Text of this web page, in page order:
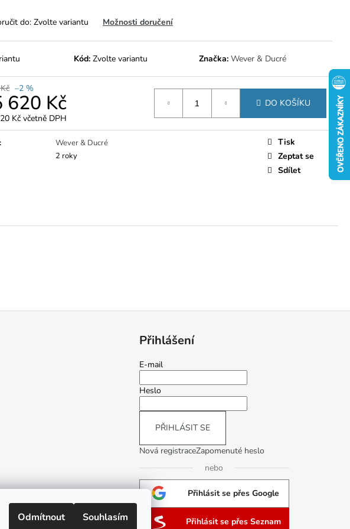
Odmítnout Souhlasím
do: Zvolte variantu Možnosti doručení
Kód: Zvolte variantu Značka:Wever & Ducré
–2 %
620 Kč
Kč včetně DPH
DO KOŠÍKU
:
Wever & Ducré
2 roky
Tisk
Zeptat se
Sdílet
Přihlášení
E-mail
Heslo
PŘIHLÁSIT SE
Nová registraceZapomenuté heslo
nebo
Přihlásit se přes Google
Přihlásit se přes Seznam